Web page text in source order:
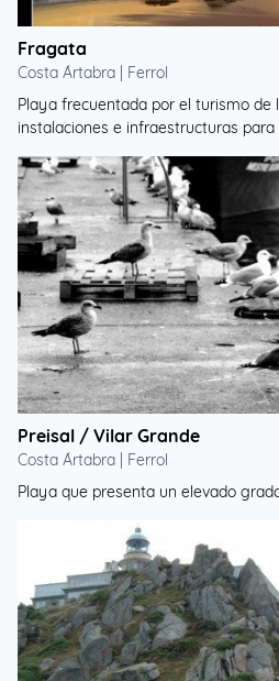
Fragata
Costa Ártabra | Ferrol
Playa frecuentada por el turismo de
instalaciones e infraestructuras para
Preisal / Vilar Grande
Costa Ártabra | Ferrol
Playa que presenta un elevado